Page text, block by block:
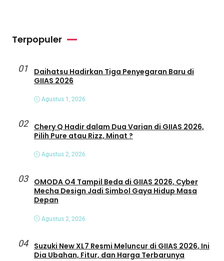
Terpopuler
01
Daihatsu Hadirkan Tiga Penyegaran Baru di
GIIAS 2026
Agustus 1, 2026
02
Chery Q Hadir dalam Dua Varian di GIIAS 2026,
Pilih Pure atau Rizz, Minat ?
Agustus 2, 2026
03
OMODA O4 Tampil Beda di GIIAS 2026, Cyber
Mecha Design Jadi Simbol Gaya Hidup Masa
Depan
Agustus 2, 2026
04
Suzuki New XL7 Resmi Meluncur di GIIAS 2026, Ini
Dia Ubahan, Fitur, dan Harga Terbarunya